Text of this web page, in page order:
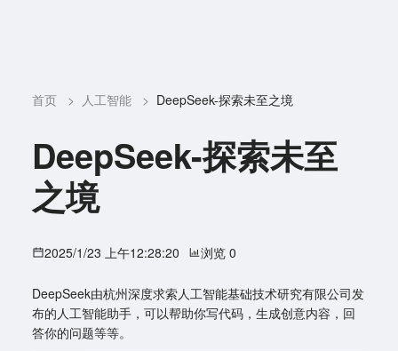
首页 > 人工智能 > DeepSeek-探索未至之境
DeepSeek-探索未至
之境
2025/1/23 上午12:28:20 浏览 0
DeepSeek由杭州深度求索人工智能基础技术研究有限公司发
布的人工智能助手，可以帮助你写代码，生成创意内容，回
答你的问题等等。